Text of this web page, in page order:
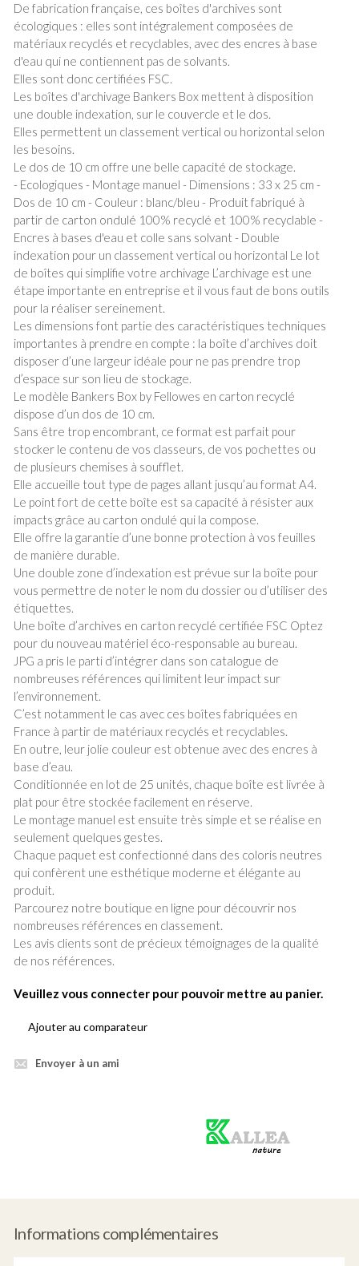
De fabrication française, ces boîtes d'archives sont
écologiques : elles sont intégralement composées de
matériaux recyclés et recyclables, avec des encres à base
d'eau qui ne contiennent pas de solvants.
Elles sont donc certifiées FSC.
Les boîtes d'archivage Bankers Box mettent à disposition
une double indexation, sur le couvercle et le dos.
Elles permettent un classement vertical ou horizontal selon
les besoins.
Le dos de 10 cm offre une belle capacité de stockage.
- Ecologiques - Montage manuel - Dimensions : 33 x 25 cm -
Dos de 10 cm - Couleur : blanc/bleu - Produit fabriqué à
partir de carton ondulé 100% recyclé et 100% recyclable -
Encres à bases d'eau et colle sans solvant - Double
indexation pour un classement vertical ou horizontal Le lot
de boîtes qui simplifie votre archivage L’archivage est une
étape importante en entreprise et il vous faut de bons outils
pour la réaliser sereinement.
Les dimensions font partie des caractéristiques techniques
importantes à prendre en compte : la boîte d’archives doit
disposer d’une largeur idéale pour ne pas prendre trop
d’espace sur son lieu de stockage.
Le modèle Bankers Box by Fellowes en carton recyclé
dispose d’un dos de 10 cm.
Sans être trop encombrant, ce format est parfait pour
stocker le contenu de vos classeurs, de vos pochettes ou
de plusieurs chemises à soufflet.
Elle accueille tout type de pages allant jusqu’au format A4.
Le point fort de cette boîte est sa capacité à résister aux
impacts grâce au carton ondulé qui la compose.
Elle offre la garantie d’une bonne protection à vos feuilles
de manière durable.
Une double zone d’indexation est prévue sur la boîte pour
vous permettre de noter le nom du dossier ou d’utiliser des
étiquettes.
Une boîte d’archives en carton recyclé certifiée FSC Optez
pour du nouveau matériel éco-responsable au bureau.
JPG a pris le parti d’intégrer dans son catalogue de
nombreuses références qui limitent leur impact sur
l’environnement.
C’est notamment le cas avec ces boîtes fabriquées en
France à partir de matériaux recyclés et recyclables.
En outre, leur jolie couleur est obtenue avec des encres à
base d’eau.
Conditionnée en lot de 25 unités, chaque boîte est livrée à
plat pour être stockée facilement en réserve.
Le montage manuel est ensuite très simple et se réalise en
seulement quelques gestes.
Chaque paquet est confectionné dans des coloris neutres
qui confèrent une esthétique moderne et élégante au
produit.
Parcourez notre boutique en ligne pour découvrir nos
nombreuses références en classement.
Les avis clients sont de précieux témoignages de la qualité
de nos références.
Veuillez vous connecter pour pouvoir mettre au panier.
Ajouter au comparateur
Envoyer à un ami
Informations complémentaires